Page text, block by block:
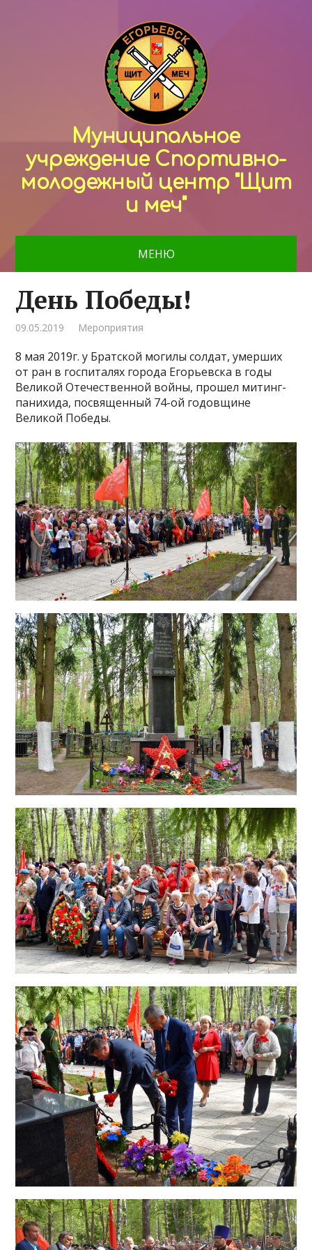
Муниципальное
учреждение Спортивно-
молодежный центр "Щит
и меч"
МЕНЮ
День Победы!
09.05.2019 Мероприятия
8 мая 2019г. у Братской могилы солдат, умерших
от ран в госпиталях города Егорьевска в годы
Великой Отечественной войны, прошел митинг-
панихида, посвященный 74-ой годовщине
Великой Победы.